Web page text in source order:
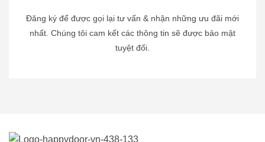
Đăng ký để được gọi lại tư vấn & nhận những ưu đãi mới
nhất. Chúng tôi cam kết các thông tin sẽ được bảo mật
tuyệt đối.